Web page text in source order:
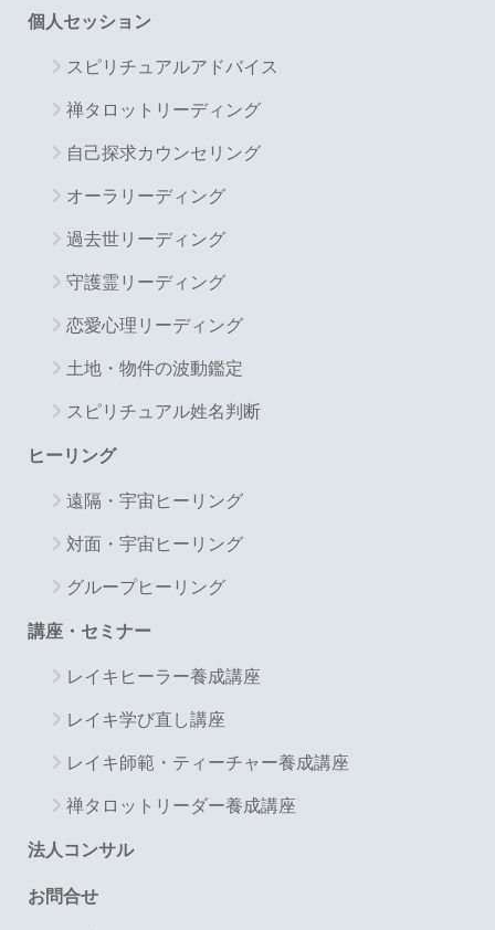
個人セッション
スピリチュアルアドバイス
禅タロットリーディング
自己探求カウンセリング
オーラリーディング
過去世リーディング
守護霊リーディング
恋愛心理リーディング
土地・物件の波動鑑定
スピリチュアル姓名判断
ヒーリング
遠隔・宇宙ヒーリング
対面・宇宙ヒーリング
グループヒーリング
講座・セミナー
レイキヒーラー養成講座
レイキ学び直し講座
レイキ師範・ティーチャー養成講座
禅タロットリーダー養成講座
法人コンサル
お問合せ